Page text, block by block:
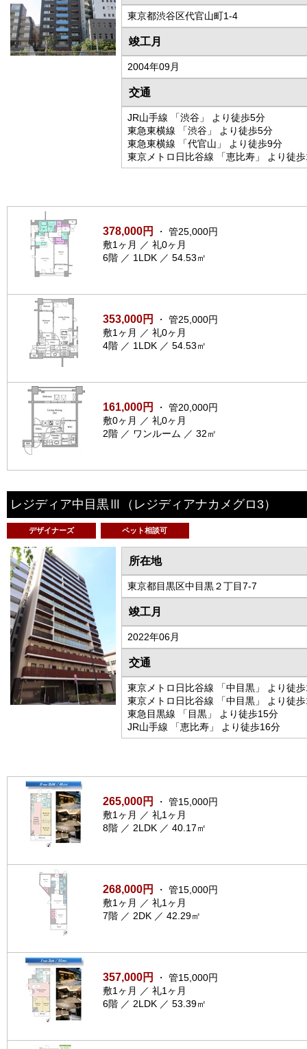
東京都渋谷区代官山町1-4
竣工月
2004年09月
交通
JR山手線 「渋谷」 より徒歩5分
東急東横線 「渋谷」 より徒歩5分
東急東横線 「代官山」 より徒歩9分
東京メトロ日比谷線 「恵比寿」 より徒
378,000円
・ 管25,000円
敷1ヶ月 ／ 礼0ヶ月
6階 ／ 1LDK ／ 54.53㎡
353,000円
・ 管25,000円
敷1ヶ月 ／ 礼0ヶ月
4階 ／ 1LDK ／ 54.53㎡
161,000円
・ 管20,000円
敷0ヶ月 ／ 礼0ヶ月
2階 ／ ワンルーム ／ 32㎡
レジディア中目黒Ⅲ （レジディアナカメグロ3）
デザイナーズ ペット相談可
所在地
東京都目黒区中目黒２丁目7-7
竣工月
2022年06月
交通
東京メトロ日比谷線 「中目黒」 より徒
東京メトロ日比谷線 「中目黒」 より徒
東急目黒線 「目黒」 より徒歩15分
JR山手線 「恵比寿」 より徒歩16分
265,000円
・ 管15,000円
敷1ヶ月 ／ 礼1ヶ月
8階 ／ 2LDK ／ 40.17㎡
268,000円
・ 管15,000円
敷1ヶ月 ／ 礼1ヶ月
7階 ／ 2DK ／ 42.29㎡
357,000円
・ 管15,000円
敷1ヶ月 ／ 礼1ヶ月
6階 ／ 2LDK ／ 53.39㎡